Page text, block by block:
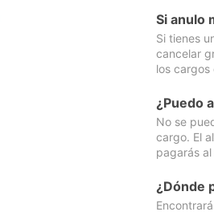
Si anulo
Si tienes
cancelar
los cargos
¿Puedo
No se
cargo. El
pagarás
¿Dónde